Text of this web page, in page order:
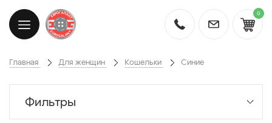
0
Главная Для женщин Кошельки Синие
Фильтры